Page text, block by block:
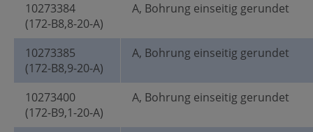
10273384
(172-B8,8-20-A)
A, Bohrung einseitig gerundet
10273385
(172-B8,9-20-A)
A, Bohrung einseitig gerundet
10273400
(172-B9,1-20-A)
A, Bohrung einseitig gerundet